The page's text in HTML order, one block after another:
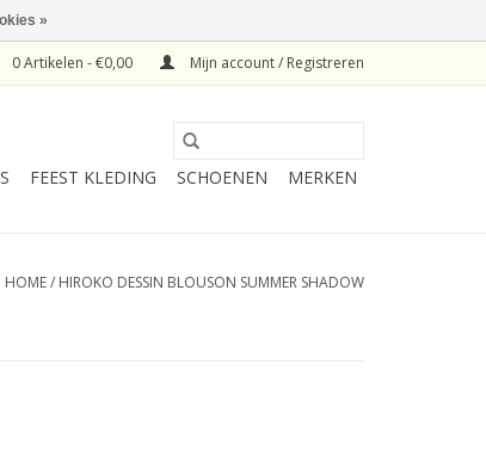
0 Artikelen - €0,00 Mijn account / Registreren
FEEST KLEDING SCHOENEN MERKEN
HOME/ HIROKO DESSIN BLOUSON SUMMER SHADOW
»